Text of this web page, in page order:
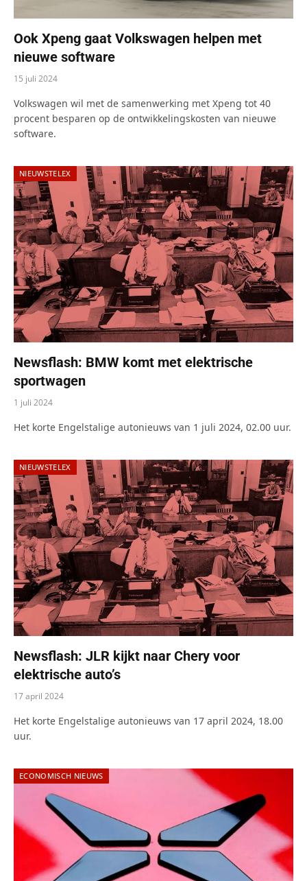
Ook Xpeng gaat Volkswagen helpen met
nieuwe software
15 juli 2024
Volkswagen wil met de samenwerking met Xpeng tot 40
procent besparen op de ontwikkelingskosten van nieuwe
software.
NIEUWSTELEX
Newsflash: BMW komt met elektrische
sportwagen
1 juli 2024
Het korte Engelstalige autonieuws van 1 juli 2024, 02.00 uur.
NIEUWSTELEX
Newsflash: JLR kijkt naar Chery voor
elektrische auto’s
17 april 2024
Het korte Engelstalige autonieuws van 17 april 2024, 18.00
uur.
ECONOMISCH NIEUWS